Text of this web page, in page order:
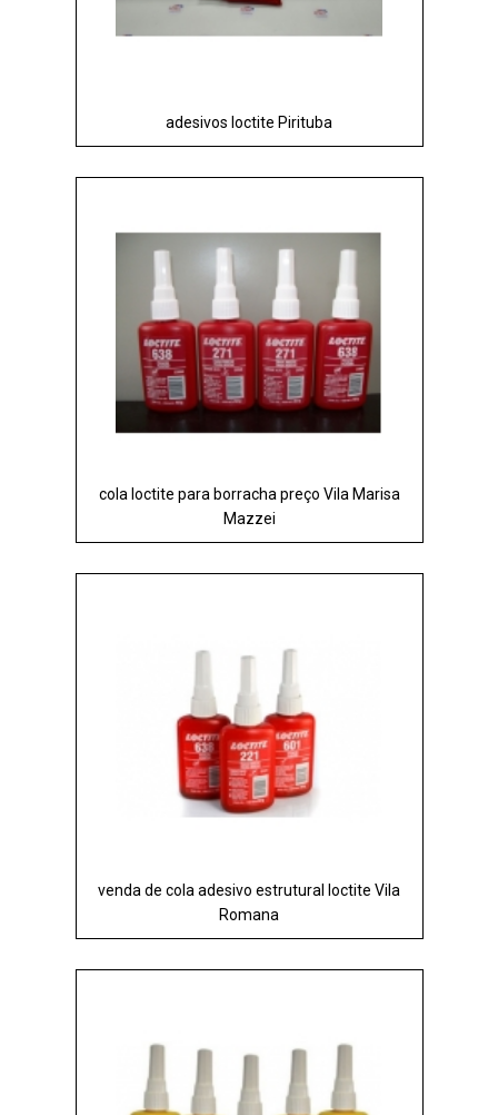
adesivos loctite Pirituba
cola loctite para borracha preço Vila Marisa
Mazzei
venda de cola adesivo estrutural loctite Vila
Romana